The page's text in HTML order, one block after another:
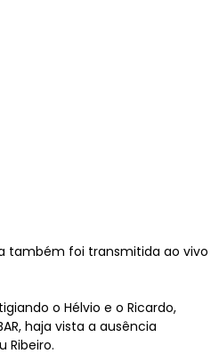
também foi transmitida ao vivo
o Hélvio e o Ricardo,
haja vista a ausência
Ribeiro.